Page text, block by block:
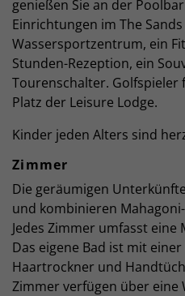
genießen Sie an der
Einrichtungen im The
Wassersportzentrum, ein
Stunden-Rezeption, ein
Tourenschalter. Golfspieler
Platz der Leisure Lodge.
Kinder jeden Alters sind
Zimmer
Die geräumigen
und kombinieren
Jedes Zimmer umfasst
Das eigene Bad ist mit
Haartrockner und
Zimmer verfügen über eine